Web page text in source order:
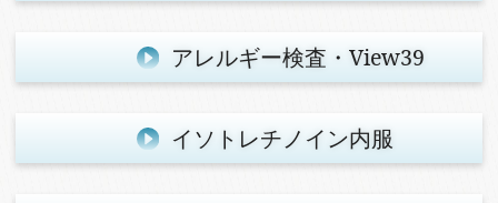
アレルギー検査・View39
イソトレチノイン内服